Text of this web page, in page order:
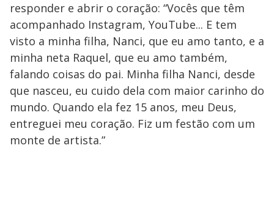
responder e abrir o coração: “Vocês que têm
acompanhado Instagram, YouTube... E tem
visto a minha filha, Nanci, que eu amo tanto, e a
minha neta Raquel, que eu amo também,
falando coisas do pai. Minha filha Nanci, desde
que nasceu, eu cuido dela com maior carinho do
mundo. Quando ela fez 15 anos, meu Deus,
entreguei meu coração. Fiz um festão com um
monte de artista.”